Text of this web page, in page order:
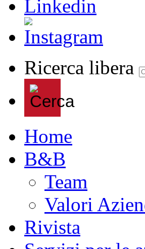
Ricerca libera
Home
B&B
Team
Valori
Rivista